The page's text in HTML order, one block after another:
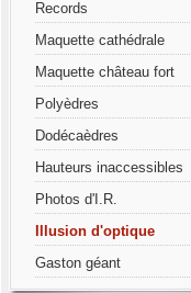
Records
Maquette cathédrale
Maquette château fort
Polyèdres
Dodécaèdres
Hauteurs inaccessibles
Photos d'I.R.
Illusion d'optique
Gaston géant